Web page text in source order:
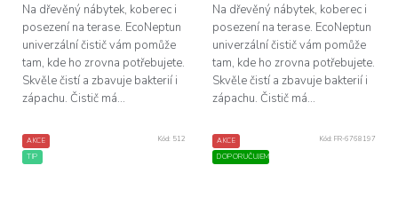
Na dřevěný nábytek, koberec i
posezení na terase. EcoNeptun
univerzální čistič vám pomůže
tam, kde ho zrovna potřebujete.
Skvěle čistí a zbavuje bakterií i
zápachu. Čistič má...
Na dřevěný nábytek, koberec i
posezení na terase. EcoNeptun
univerzální čistič vám pomůže
tam, kde ho zrovna potřebujete.
Skvěle čistí a zbavuje bakterií i
zápachu. Čistič má...
AKCE
TIP
Kód: 512
AKCE
DOPORUČUJEME
Kód: FR-6768197